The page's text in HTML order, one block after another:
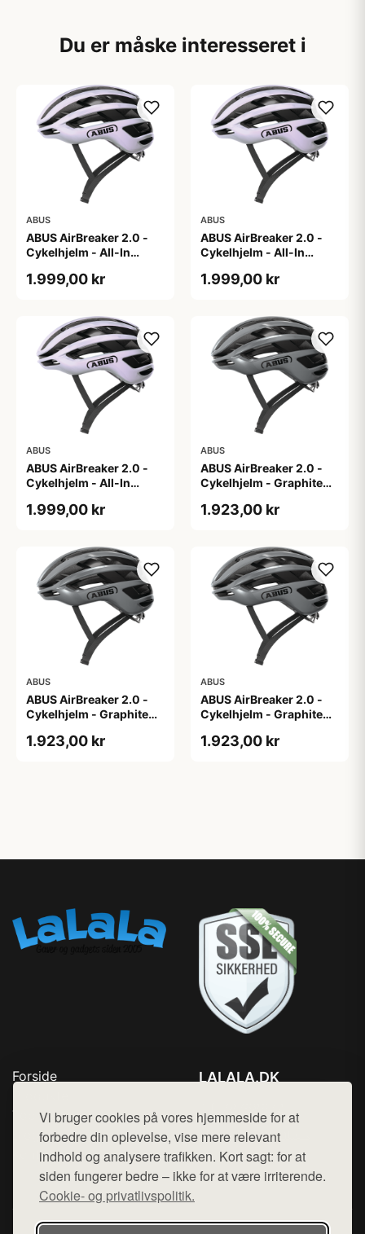
Vi bruger cookies på vores hjemmeside for at
forbedre din oplevelse, vise mere relevant
indhold og analysere trafikken. Kort sagt: for at
siden fungerer bedre – ikke for at være irriterende.
Cookie- og privatlivspolitik.
Du er måske interesseret i
ABUS
ABUS AirBreaker 2.0 -
Cykelhjelm - All-In
1.999,00 kr
ABUS
ABUS AirBreaker 2.0 -
Cykelhjelm - All-In
1.999,00 kr
ABUS
ABUS AirBreaker 2.0 -
Cykelhjelm - All-In
1.999,00 kr
ABUS
ABUS AirBreaker 2.0 -
Cykelhjelm - Graphite
1.923,00 kr
ABUS
ABUS AirBreaker 2.0 -
Cykelhjelm - Graphite
1.923,00 kr
ABUS
ABUS AirBreaker 2.0 -
Cykelhjelm - Graphite
1.923,00 kr
Forside
Top Rabatter
Blog
Kontakt
LALALA.DK
Mail: hej@want.dk
Cookie- og privatlivspolitik